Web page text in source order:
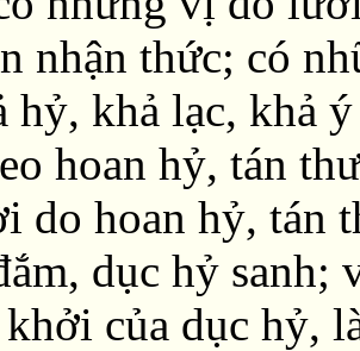
nhận thức; có
hỷ, khả lạc, khả
hoan hỷ, tán
do hoan hỷ, tán
dục hỷ sanh;
khởi của dục hỷ,